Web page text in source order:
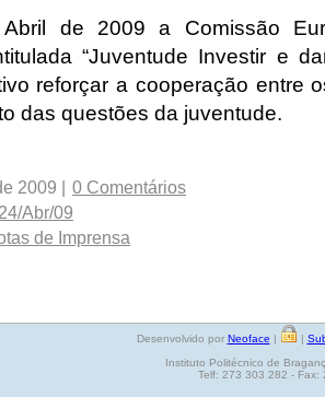
de 2009 a Comissão
“Juventude Investir e
reforçar a cooperação entre
das questões da juventude.
2009 |
0 Comentários
Abr/09
de Imprensa
Desenvolvido por Neoface | |
Instituto Politécnico de
Telf: 273 303 282 - Fax: